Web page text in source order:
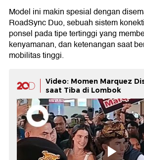
Model ini makin spesial dengan
RoadSync Duo, sebuah sistem
ponsel pada tipe tertinggi yang
kenyamanan, dan ketenangan saat
mobilitas tinggi.
Video: Momen Marquez
saat Tiba di Lombok